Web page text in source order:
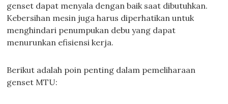
genset dapat menyala dengan baik saat dibutuhkan.
Kebersihan mesin juga harus diperhatikan untuk
menghindari penumpukan debu yang dapat
menurunkan efisiensi kerja.
Berikut adalah poin penting dalam pemeliharaan
genset MTU: